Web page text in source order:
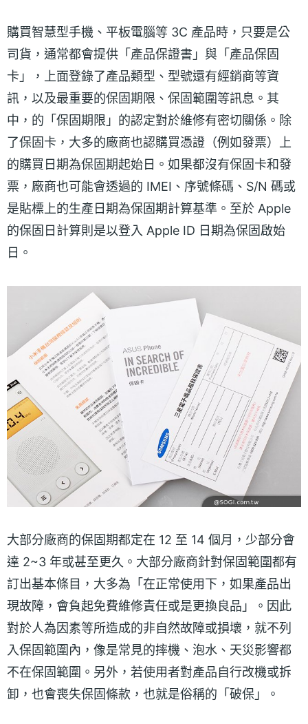
購買智慧型手機、平板電腦等 3C 產品時，只要是公
司貨，通常都會提供「產品保證書」與「產品保固
卡」，上面登錄了產品類型、型號還有經銷商等資
訊，以及最重要的保固期限、保固範圍等訊息。其
中，的「保固期限」的認定對於維修有密切關係。除
了保固卡，大多的廠商也認購買憑證（例如發票）上
的購買日期為保固期起始日。如果都沒有保固卡和發
票，廠商也可能會透過的 IMEI、序號條碼、S/N 碼或
是貼標上的生產日期為保固期計算基準。至於 Apple
的保固日計算則是以登入 Apple ID 日期為保固啟始
日。
大部分廠商的保固期都定在 12 至 14 個月，少部分會
達 2~3 年或甚至更久。大部分廠商針對保固範圍都有
訂出基本條目，大多為「在正常使用下，如果產品出
現故障，會負起免費維修責任或是更換良品」。因此
對於人為因素等所造成的非自然故障或損壞，就不列
入保固範圍內，像是常見的摔機、泡水、天災影響都
不在保固範圍。另外，若使用者對產品自行改機或拆
卸，也會喪失保固條款，也就是俗稱的「破保」。